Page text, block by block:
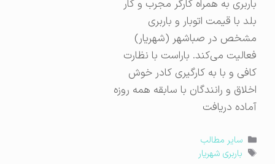
باربری به همراه کارگر مجرب و کار
بلد با قیمت اتوبار و باربری
مشخص در صباشهر (شهریار)
فعالیت می‌کند. باراست با نظارت
کافی و با به کارگیری کادر خوش
اخلاق و رانندگان با سابقه همه روزه
آماده دریافت
دسته‌ها
سایر مطالب
برچسب‌ها
باربری شهریار